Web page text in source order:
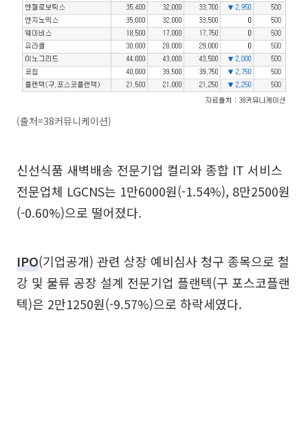
(출처=38커뮤니케이션)
신선식품 새벽배송 전문기업 컬리와 종합 IT 서비스
전문업체 LGCNS는 1만6000원(-1.54%), 8만2500원
(-0.60%)으로 떨어졌다.
IPO(기업공개) 관련 상장 예비심사 청구 종목으로 철
강 및 물류 공장 설계 전문기업 플랜텍(구 포스코플랜
텍)은 2만1250원(-9.57%)으로 하락세였다.